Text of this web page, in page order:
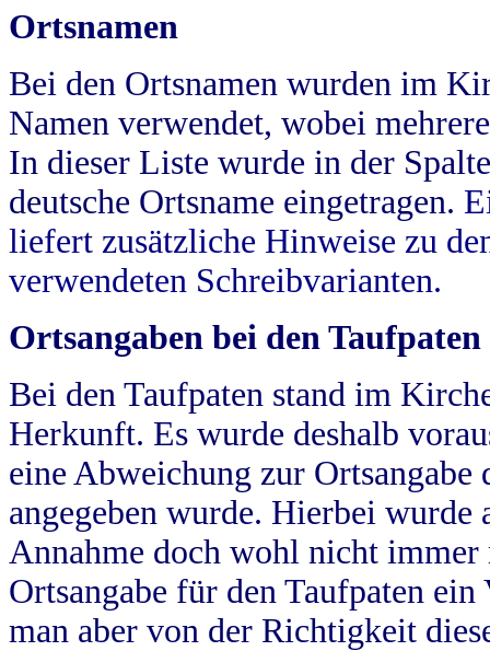
Ortsnamen
Bei den Ortsnamen wurden im
Namen verwendet, wobei
In dieser Liste wurde in der
deutsche Ortsname eingetragen.
liefert zusätzliche Hinweise zu
verwendeten Schreibvarianten.
Ortsangaben bei den Taufpaten
Bei den Taufpaten stand im
Herkunft. Es wurde deshalb
eine Abweichung zur
angegeben wurde. Hierbei wurde
Annahme doch wohl nicht
Ortsangabe für den Taufpaten
man aber von der Richtigkeit